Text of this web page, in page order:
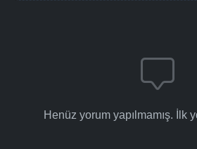
Henüz yorum yapılmamış. İlk